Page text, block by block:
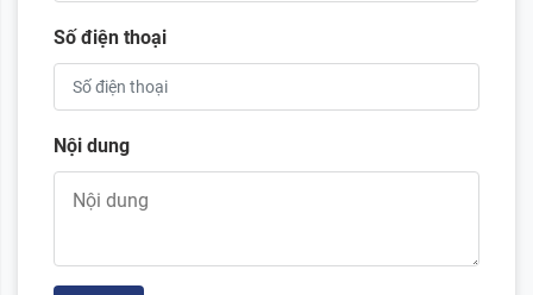
Số điện thoại
Nội dung